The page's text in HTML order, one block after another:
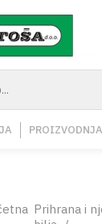
PROIZVODNJA
Prihrana i